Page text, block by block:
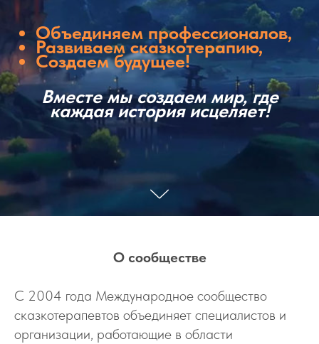
Объединяем профессионалов,
Развиваем сказкотерапию,
Создаем будущее!
Вместе мы создаем мир, где
каждая история исцеляет!
О сообществе
С 2004 года Международное сообщество
сказкотерапевтов объединяет специалистов и
организации, работающие в области